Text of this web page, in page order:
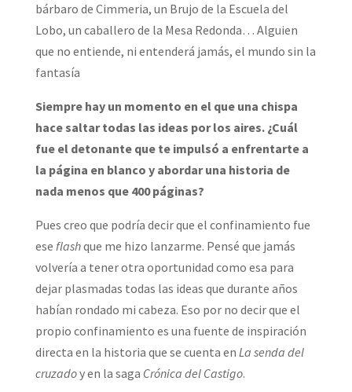
bárbaro de Cimmeria, un Brujo de la Escuela del
Lobo, un caballero de la Mesa Redonda… Alguien
que no entiende, ni entenderá jamás, el mundo sin la
fantasía
Siempre hay un momento en el que una chispa
hace saltar todas las ideas por los aires. ¿Cuál
fue el detonante que te impulsó a enfrentarte a
la página en blanco y abordar una historia de
nada menos que 400 páginas?
Pues creo que podría decir que el confinamiento fue
ese flashque me hizo lanzarme. Pensé que jamás
volvería a tener otra oportunidad como esa para
dejar plasmadas todas las ideas que durante años
habían rondado mi cabeza. Eso por no decir que el
propio confinamiento es una fuente de inspiración
directa en la historia que se cuenta en La senda del
cruzadoy en la saga Crónica del Castigo.